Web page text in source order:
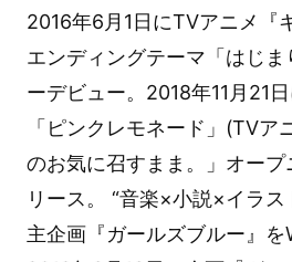
2016年6月1日にTVアニメ『
エンディングテーマ「はじま
ーデビュー。2018年11月21
「ピンクレモネード」(TVア
のお気に召すまま。」オープ
リース。 “音楽×小説×イラス
主企画『ガールズブルー』を